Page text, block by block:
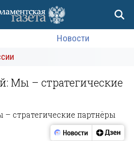
Новости
Мы – стратегические
стратегические партнёры